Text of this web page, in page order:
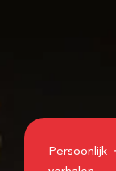
Persoonlijk